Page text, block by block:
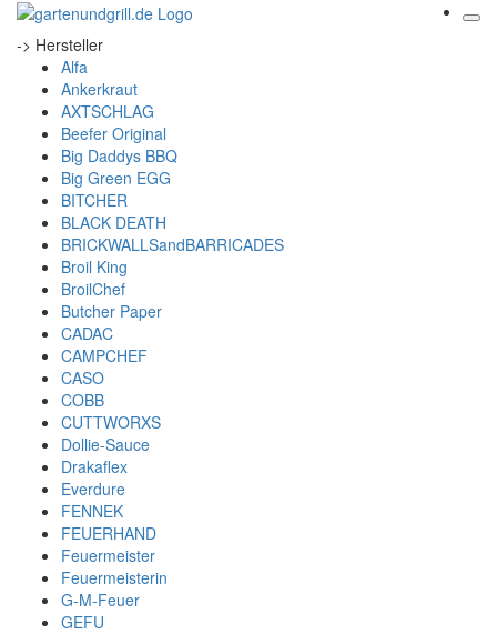
-> Hersteller
Alfa
Ankerkraut
AXTSCHLAG
Beefer Original
Big Daddys BBQ
Big Green EGG
BITCHER
BLACK DEATH
BRICKWALLSandBARRICADES
Broil King
BroilChef
Butcher Paper
CADAC
CAMPCHEF
CASO
COBB
CUTTWORXS
Dollie-Sauce
Drakaflex
Everdure
FENNEK
FEUERHAND
Feuermeister
Feuermeisterin
G-M-Feuer
GEFU